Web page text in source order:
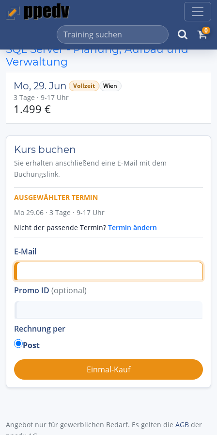
0
SQL Server - Planung, Aufbau und
Verwaltung
Mo, 29. Jun Vollzeit Wien
3 Tage · 9-17 Uhr
1.499 €
Kurs buchen
Sie erhalten anschließend eine E-Mail mit dem
Buchungslink.
AUSGEWÄHLTER TERMIN
Mo 29.06 · 3 Tage · 9-17 Uhr
Nicht der passende Termin? Termin ändern
E-Mail
Promo ID (optional)
Rechnung per
Post
Angebot nur für gewerblichen Bedarf. Es gelten die AGB der